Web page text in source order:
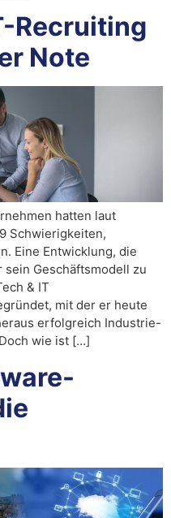
Recruiting
Note
hatten laut
Schwierigkeiten,
Eine Entwicklung, die
Geschäftsmodell zu
& IT
mit der er heute
erfolgreich Industrie-
wie ist […]